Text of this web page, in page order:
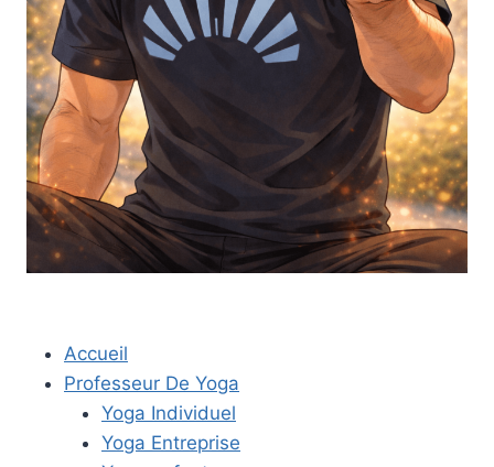
Accueil
Professeur De Yoga
Yoga Individuel
Yoga Entreprise